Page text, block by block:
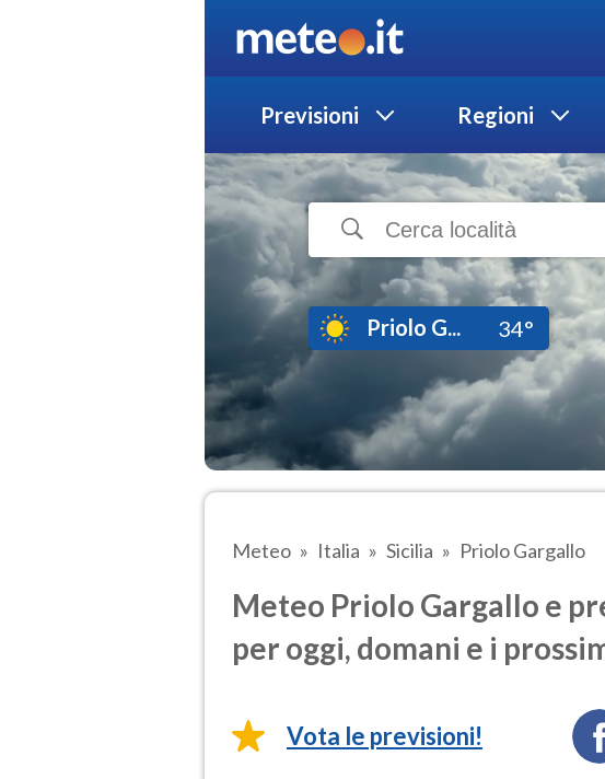
Previsioni Regioni
Priolo G... 34°
Meteo Italia Sicilia Priolo Gargallo
Meteo Priolo Gargallo e
per oggi, domani e i
Vota le previsioni!